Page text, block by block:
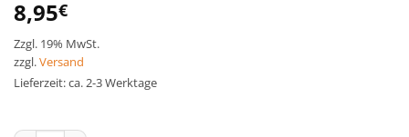
8,95€
Zzgl. 19% MwSt.
zzgl.Versand
Lieferzeit: ca. 2-3 Werktage